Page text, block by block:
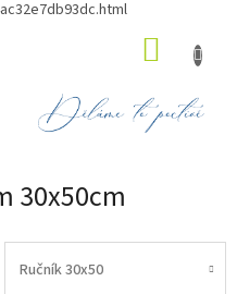
30x50cm
Ručník 30x50